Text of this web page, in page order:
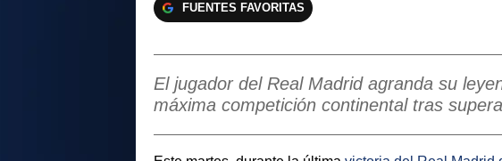
FUENTES FAVORITAS
El jugador del Real Madrid agranda su
máxima competición continental tras